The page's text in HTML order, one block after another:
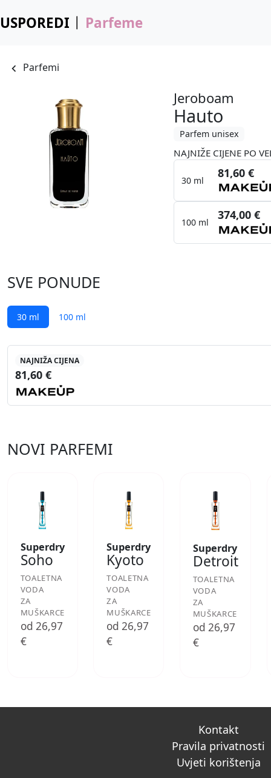
USPOREDI Parfeme
Parfemi
Jeroboam
Hauto
Parfem unisex
NAJNIŽE CIJENE PO
30 ml
81,60 €
100 ml
374,00 €
SVE PONUDE
30 ml 100 ml
NAJNIŽA CIJENA
81,60 €
NOVI PARFEMI
Superdry
Soho
TOALETNA
VODA
ZA
MUŠKARCE
od 26,97
€
Superdry
Kyoto
TOALETNA
VODA
ZA
MUŠKARCE
od 26,97
€
Superdry
Detroit
TOALETNA
VODA
ZA
MUŠKARCE
od 26,97
€
Kontakt
Pravila privatnosti
Uvjeti korištenja